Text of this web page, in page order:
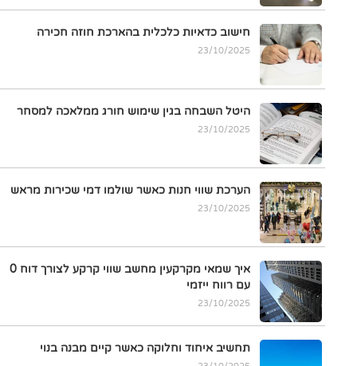
חישוב כדאיות כלכלית בהארכת חוזה חכירה
23/10/2025
היטל השבחה בגין שימוש חורג ממלאכה למסחר
23/10/2025
הערכת שווי חנות כאשר שולמו דמי שכירות מראש
23/10/2025
איך שמאי מקרקעין מחשב שווי קרקע לצורך דוח 0
עם רווח ייזמי
23/10/2025
תחשיב איחוד וחלוקה כאשר קיים מבנה בנוי